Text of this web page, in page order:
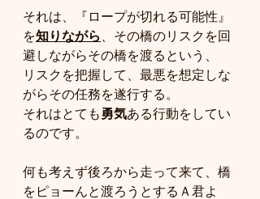
それは、『ロープが切れる可能性』
を知りながら
、その橋のリスクを回
避しながらその橋を渡るという、
リスクを把握して、最悪を想定しな
がらその任務を遂行する。
それはとても 勇気ある行動をしてい
るのです。
何も考えず後ろから走って来て、橋
をピョーんと渡ろうとするＡ君よ